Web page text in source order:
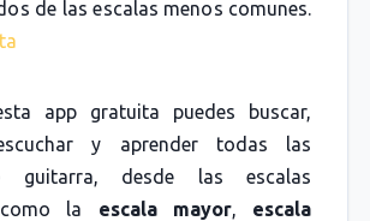
de las escalas menos comunes.
app gratuita puedes buscar,
y aprender todas las
guitarra, desde las escalas
como la escala mayor, escala